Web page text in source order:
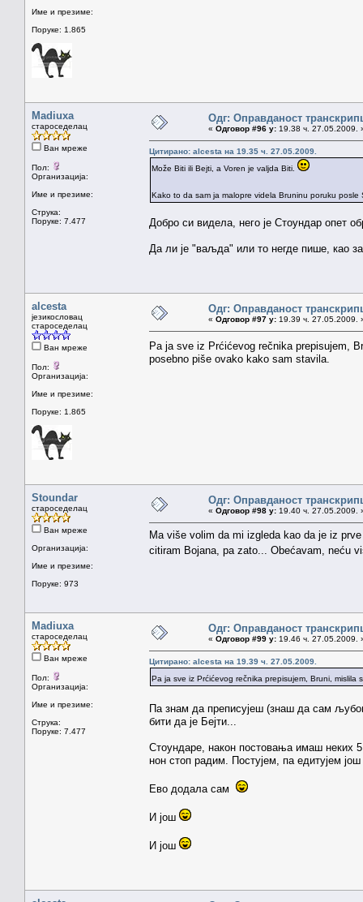
Име и презиме:
Поруке: 1.865
Madiuxa
староседелац
Ван мреже
Пол:
Организација:
Име и презиме:
Струка:
Поруке: 7.477
Одг: Оправданост
« Одговор #96 у: 19.38 ч. 27.05.2009.
Цитирано: alcesta на 19.35 ч. 27.05.2009.
Može Biti ili Bejti, a Voren je valjda Biti.
Kako to da sam ja malopre videla Bruninu poruku
Добро си видела, него је Стоундар опет
Да ли је "ваљда" или то негде пише, као
alcesta
језикословац
староседелац
Ван мреже
Пол:
Организација:
Име и презиме:
Поруке: 1.865
Одг: Оправданост
« Одговор #97 у: 19.39 ч. 27.05.2009.
Pa ja sve iz Prćićevog rečnika prepisujem,
posebno piše ovako kako sam stavila.
Stoundar
староседелац
Ван мреже
Организација:
Име и презиме:
Поруке: 973
Одг: Оправданост
« Одговор #98 у: 19.40 ч. 27.05.2009.
Ma više volim da mi izgleda kao da je iz
citiram Bojana, pa zato... Obećavam, neću
Madiuxa
староседелац
Ван мреже
Пол:
Организација:
Име и презиме:
Струка:
Поруке: 7.477
Одг: Оправданост
« Одговор #99 у: 19.46 ч. 27.05.2009.
Цитирано: alcesta на 19.39 ч. 27.05.2009.
Pa ja sve iz Prćićevog rečnika prepisujem, Bruni, mislila
Па знам да преписујеш (знаш да сам
бити да је Бејти...
Стоундаре, након постовања имаш неких
нон стоп радим. Постујем, па едитујем
Ево додала сам
И још
И још